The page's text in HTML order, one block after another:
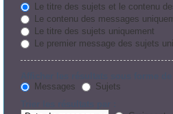
Le titre des sujets et le contenu
Le contenu des messages
Le titre des sujets uniquement
Le premier message des sujets
Messages
Sujets